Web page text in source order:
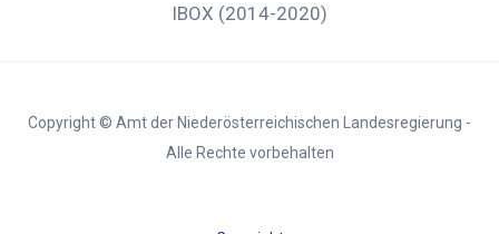
IBOX (2014-2020)
Copyright © Amt der Niederösterreichischen Landesregierung -
Alle Rechte vorbehalten